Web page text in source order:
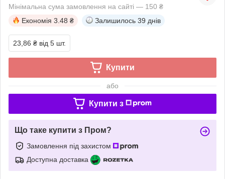
Мінімальна сума замовлення на сайті — 150 ₴
Економія 3.48 ₴ Залишилось 39 днів
23,86 ₴ від 5 шт.
Купити
або
Купити з
Що таке купити з Пром?
Замовлення під захистом
Доступна доставка